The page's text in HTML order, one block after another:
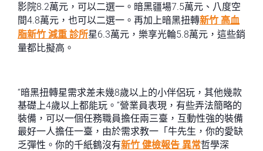
影院8.2萬元，可以二選一。暗黑疆場7.5萬元、八度空
間4.8萬元，也可以二選一。再加上暗黑扭轉新竹 高血
脂新竹 減重 診所星6.3萬元，樂享光輪5.8萬元，這些銷
量都比擬高。
“暗黑扭轉星需求差未幾8歲以上的小伴侶玩，其他幾款
基礎上4歲以上都能玩。”營業員表現，有些弄法簡略的
裝備，可以一個任務職員擔任兩三臺，互動性強的裝備
最好一人擔任一臺，由於需求教一「牛先生，你的愛缺
乏彈性。你的千紙鶴沒有新竹 健檢報告 異常哲學深